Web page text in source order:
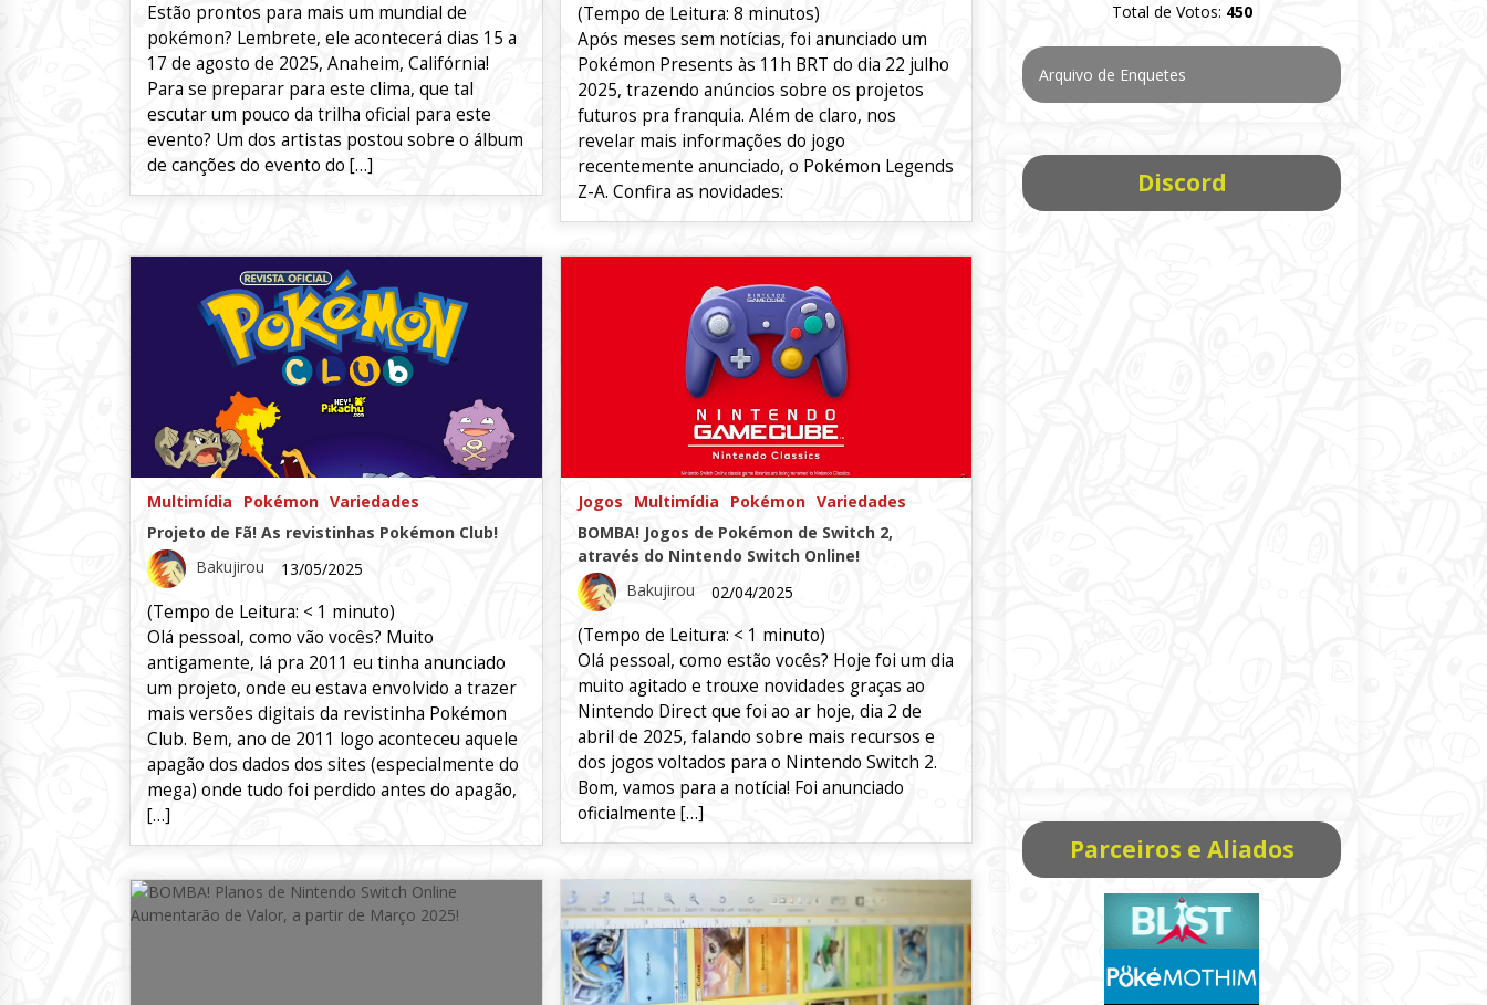
Estão prontos para mais um mundial de
pokémon? Lembrete, ele acontecerá dias 15 a
17 de agosto de 2025, Anaheim, Califórnia!
Para se preparar para este clima, que tal
escutar um pouco da trilha oficial para este
evento? Um dos artistas postou sobre o álbum
de canções do evento do […]
(Tempo de Leitura: 8 minutos)
Após meses sem notícias, foi anunciado um
Pokémon Presents às 11h BRT do dia 22 julho
2025, trazendo anúncios sobre os projetos
futuros pra franquia. Além de claro, nos
revelar mais informações do jogo
recentemente anunciado, o Pokémon Legends
Z-A. Confira as novidades:
Multimídia Pokémon Variedades
Projeto de Fã! As revistinhas Pokémon Club!
Bakujirou
13/05/2025
(Tempo de Leitura: < 1 minuto)
Olá pessoal, como vão vocês? Muito
antigamente, lá pra 2011 eu tinha anunciado
um projeto, onde eu estava envolvido a trazer
mais versões digitais da revistinha Pokémon
Club. Bem, ano de 2011 logo aconteceu aquele
apagão dos dados dos sites (especialmente do
mega) onde tudo foi perdido antes do apagão,
[…]
Jogos Multimídia Pokémon Variedades
BOMBA! Jogos de Pokémon de Switch 2,
através do Nintendo Switch Online!
Bakujirou
02/04/2025
(Tempo de Leitura: < 1 minuto)
Olá pessoal, como estão vocês? Hoje foi um dia
muito agitado e trouxe novidades graças ao
Nintendo Direct que foi ao ar hoje, dia 2 de
abril de 2025, falando sobre mais recursos e
dos jogos voltados para o Nintendo Switch 2.
Bom, vamos para a notícia! Foi anunciado
oficialmente […]
Total de Votos: 450
Arquivo de Enquetes
Discord
Parceiros e Aliados